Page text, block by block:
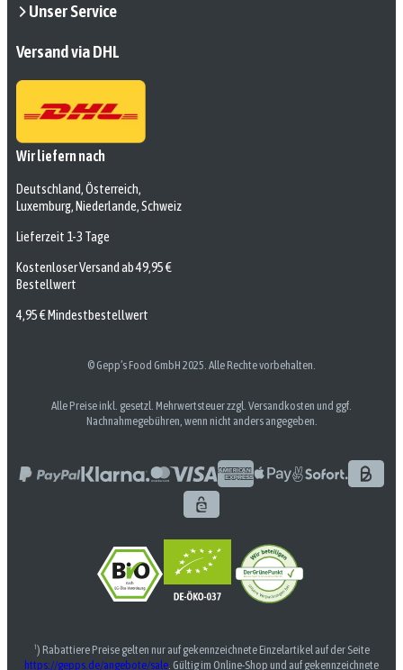
Unser Service
Versand via DHL
Wir liefern nach
Deutschland, Österreich,
Luxemburg, Niederlande, Schweiz
Lieferzeit 1-3 Tage
Kostenloser Versand ab 49,95 €
Bestellwert
4,95 € Mindestbestellwert
© Gepp’s Food GmbH 2025. Alle Rechte vorbehalten.
Alle Preise inkl. gesetzl. Mehrwertsteuer zzgl. Versandkosten und ggf.
Nachnahmegebühren, wenn nicht anders angegeben.
¹) Rabattiere Preise gelten nur auf gekennzeichnete Einzelartikel auf der Seite
https://gepps.de/angebote/sale . Gültig im Online-Shop und auf gekennzeichnete